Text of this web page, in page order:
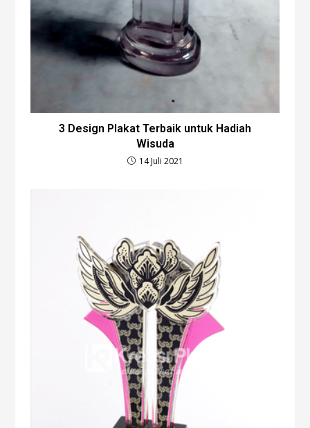
3 Design Plakat Terbaik untuk Hadiah
Wisuda
14 Juli 2021